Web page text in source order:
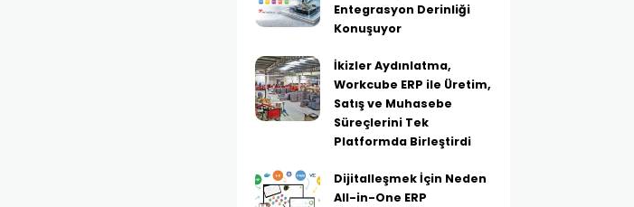
Entegrasyon Derinliği
Konuşuyor
İkizler Aydınlatma,
Workcube ERP ile Üretim,
Satış ve Muhasebe
Süreçlerini Tek
Platformda Birleştirdi
Dijitalleşmek İçin Neden
All-in-One ERP